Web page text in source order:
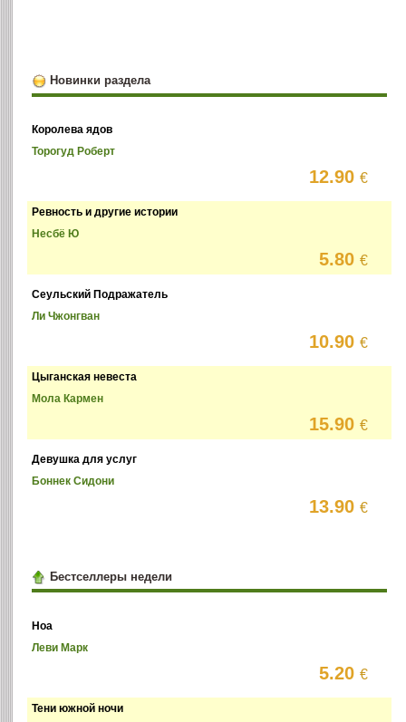
Новинки раздела
Королева ядов
Торогуд Роберт
12.90€
Ревность и другие истории
Несбё Ю
5.80€
Сеульский Подражатель
Ли Чжонгван
10.90€
Цыганская невеста
Мола Кармен
15.90€
Девушка для услуг
Боннек Сидони
13.90€
Бестселлеры недели
Ноа
Леви Марк
5.20€
Тени южной ночи